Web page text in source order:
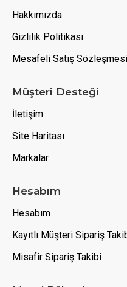
Hakkımızda
Gizlilik Politikası
Mesafeli Satış Sözleşmesi
Müşteri Desteği
İletişim
Site Haritası
Markalar
Hesabım
Hesabım
Kayıtlı Müşteri Sipariş
Misafir Sipariş Takibi